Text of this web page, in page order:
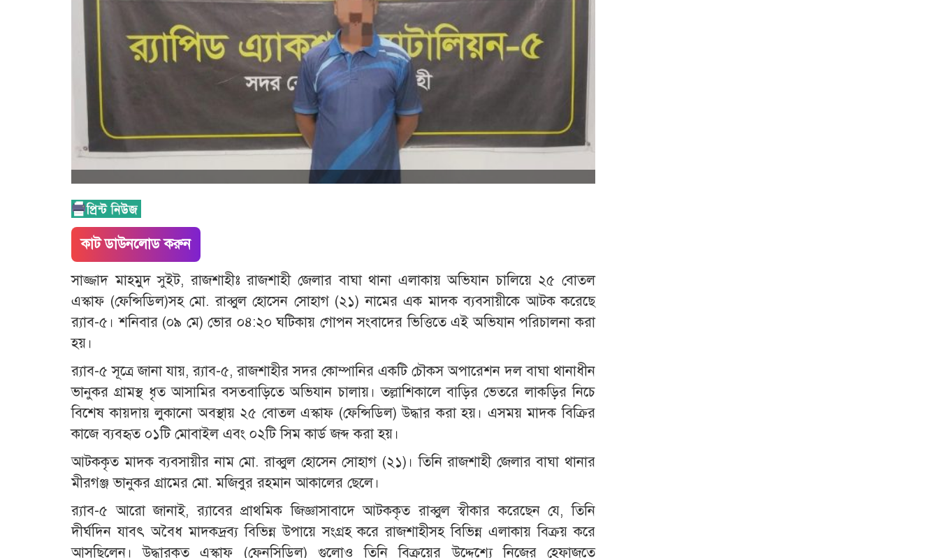
কাট ডাউনলোড করুন
সাজ্জাদ মাহমুদ সুইট, রাজশাহীঃ রাজশাহী জেলার বাঘা থানা এলাকায় অভিযান চালিয়ে ২৫ বোতল
এস্কাফ (ফেন্সিডিল)সহ মো. রাব্বুল হোসেন সোহাগ (২১) নামের এক মাদক ব্যবসায়ীকে আটক করেছে
র‍্যাব-৫। শনিবার (০৯ মে) ভোর ০৪:২০ ঘটিকায় গোপন সংবাদের ভিত্তিতে এই অভিযান পরিচালনা করা
হয়।
র‍্যাব-৫ সূত্রে জানা যায়, র‍্যাব-৫, রাজশাহীর সদর কোম্পানির একটি চৌকস অপারেশন দল বাঘা থানাধীন
ভানুকর গ্রামস্থ ধৃত আসামির বসতবাড়িতে অভিযান চালায়। তল্লাশিকালে বাড়ির ভেতরে লাকড়ির নিচে
বিশেষ কায়দায় লুকানো অবস্থায় ২৫ বোতল এস্কাফ (ফেন্সিডিল) উদ্ধার করা হয়। এসময় মাদক বিক্রির
কাজে ব্যবহৃত ০১টি মোবাইল এবং ০২টি সিম কার্ড জব্দ করা হয়।
আটককৃত মাদক ব্যবসায়ীর নাম মো. রাব্বুল হোসেন সোহাগ (২১)। তিনি রাজশাহী জেলার বাঘা থানার
মীরগঞ্জ ভানুকর গ্রামের মো. মজিবুর রহমান আকালের ছেলে।
র‍্যাব-৫ আরো জানাই, র‍্যাবের প্রাথমিক জিজ্ঞাসাবাদে আটককৃত রাব্বুল স্বীকার করেছেন যে, তিনি
দীর্ঘদিন যাবৎ অবৈধ মাদকদ্রব্য বিভিন্ন উপায়ে সংগ্রহ করে রাজশাহীসহ বিভিন্ন এলাকায় বিক্রয় করে
আসছিলেন। উদ্ধারকৃত এস্কাফ (ফেনসিডিল) গুলোও তিনি বিক্রয়ের উদ্দেশ্যে নিজের হেফাজতে